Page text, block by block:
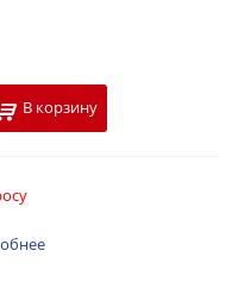
В корзину